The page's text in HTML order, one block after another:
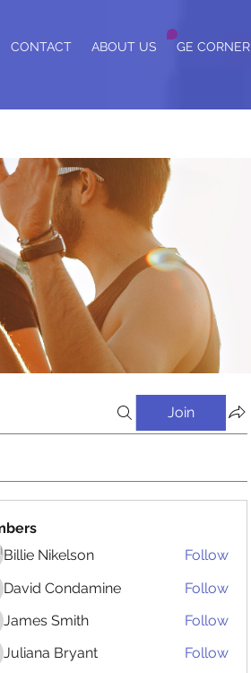
CONTACT ABOUT US GE CORNER
Join
Администрацией
Billie Nikelson
Follow
Condamine
David Condamine Follow
Smith
James Smith Follow
Bryant
Juliana Bryant
Follow